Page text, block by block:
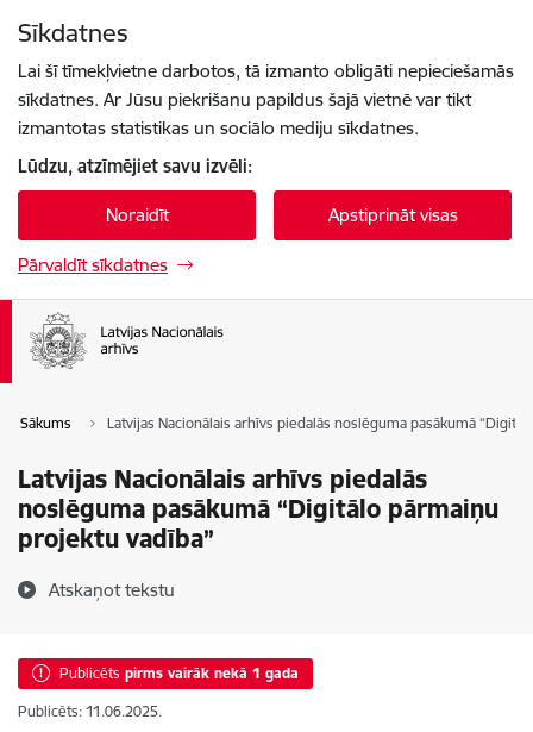
Sīkdatnes
Lai šī tīmekļvietne darbotos, tā izmanto obligāti nepieciešamās
sīkdatnes. Ar Jūsu piekrišanu papildus šajā vietnē var tikt
izmantotas statistikas un sociālo mediju sīkdatnes.
Lūdzu, atzīmējiet savu izvēli:
Noraidīt Apstiprināt visas
Pārvaldīt sīkdatnes
Sākums Latvijas Nacionālais arhīvs piedalās noslēguma pasākumā
Latvijas Nacionālais arhīvs piedalās
noslēguma pasākumā “Digitālo pārmaiņu
projektu vadība”
Atskaņot tekstu
Publicēts pirms vairāk nekā 1 gada
Publicēts: 11.06.2025.